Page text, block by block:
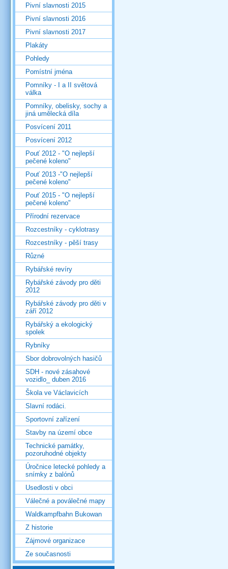
Pivní slavnosti 2015
Pivní slavnosti 2016
Pivní slavnosti 2017
Plakáty
Pohledy
Pomístní jména
Pomníky - I a II světová
válka
Pomníky, obelisky, sochy a
jiná umělecká díla
Posvícení 2011
Posvícení 2012
Pouť 2012 - "O nejlepší
pečené koleno"
Pouť 2013 -"O nejlepší
pečené koleno"
Pouť 2015 - "O nejlepší
pečené koleno"
Přírodní rezervace
Rozcestníky - cyklotrasy
Rozcestníky - pěší trasy
Různé
Rybářské revíry
Rybářské závody pro děti
2012
Rybářské závody pro děti v
září 2012
Rybářský a ekologický
spolek
Rybníky
Sbor dobrovolných hasičů
SDH - nové zásahové
vozidlo_ duben 2016
Škola ve Václavicích
Slavní rodáci.
Sportovní zařízení
Stavby na území obce
Technické památky,
pozoruhodné objekty
Úročnice letecké pohledy a
snímky z balónů
Usedlosti v obci
Válečné a poválečné mapy
Waldkampfbahn Bukowan
Z historie
Zájmové organizace
Ze současnosti